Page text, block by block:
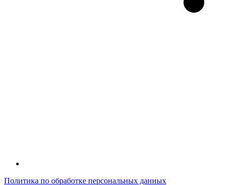
Политика по обработке персональных данных